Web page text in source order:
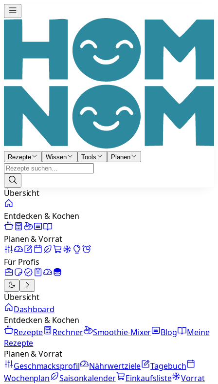
Rezepte Wissen Tools Planen
Übersicht
Entdecken & Kochen
Planen & Vorrat
Für Profis
Übersicht
Dashboard
Entdecken & Kochen
Rezepte
Rechner Smoothie-Mixer Blog
Meine
Rezepte
Planen & Vorrat
Geschmacksprofil
Nährwertziele
Tagebuch
Wochenplan
Saisonkalender Einkaufsliste
Vorrat